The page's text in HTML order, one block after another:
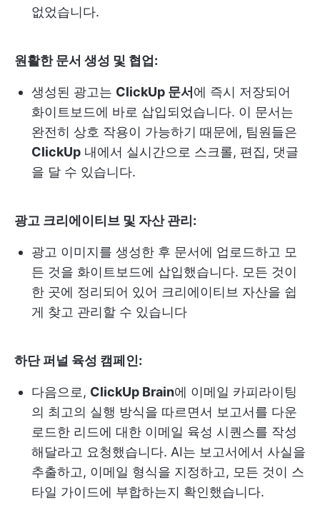
없었습니다.
원활한 문서 생성 및 협업:
생성된 광고는 ClickUp 문서에 즉시 저장되어
화이트보드에 바로 삽입되었습니다. 이 문서는
완전히 상호 작용이 가능하기 때문에, 팀원들은
ClickUp 내에서 실시간으로 스크롤, 편집, 댓글
을 달 수 있습니다.
광고 크리에이티브 및 자산 관리:
광고 이미지를 생성한 후 문서에 업로드하고 모
든 것을 화이트보드에 삽입했습니다. 모든 것이
한 곳에 정리되어 있어 크리에이티브 자산을 쉽
게 찾고 관리할 수 있습니다
하단 퍼널 육성 캠페인:
다음으로, ClickUp Brain에 이메일 카피라이팅
의 최고의 실행 방식을 따르면서 보고서를 다운
로드한 리드에 대한 이메일 육성 시퀀스를 작성
해달라고 요청했습니다. AI는 보고서에서 사실을
추출하고, 이메일 형식을 지정하고, 모든 것이 스
타일 가이드에 부합하는지 확인했습니다.